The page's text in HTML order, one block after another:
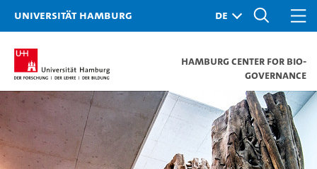
Universität Hamburg
Hamburg Center for Bio-
Governance